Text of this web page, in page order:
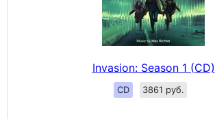
Invasion: Season 1 (CD)
CD 3861 руб.